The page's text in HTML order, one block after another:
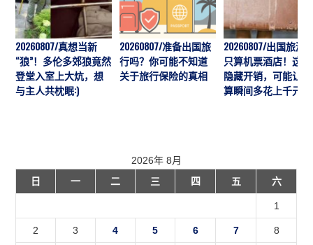
20260807/真想当新
“狼”！多伦多郊狼竟然
登堂入室上大炕，想
与主人共枕眠:)
20260807/准备出国旅
行吗？你可能不知道
关于旅行保险的真相
20260807/出国旅游
只算机票酒店！这7
隐藏开销，可能让预
算瞬间多花上千元
2026年 8月
日
一 二 三 四 五 六
1
2 3 4 5 6 7 8